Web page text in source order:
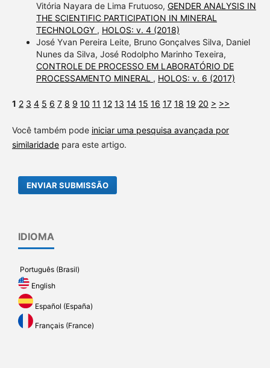
Vitória Nayara de Lima Frutuoso, GENDER ANALYSIS IN
THE SCIENTIFIC PARTICIPATION IN MINERAL
TECHNOLOGY , HOLOS: v. 4 (2018)
José Yvan Pereira Leite, Bruno Gonçalves Silva, Daniel
Nunes da Silva, José Rodolpho Marinho Texeira,
CONTROLE DE PROCESSO EM LABORATÓRIO DE
PROCESSAMENTO MINERAL , HOLOS: v. 6 (2017)
1 2 3 4 5 6 7 8 9 10 11 12 13 14 15 16 17 18 19 20 > >>
Você também pode iniciar uma pesquisa avançada por
similaridadepara este artigo.
ENVIAR SUBMISSÃO
IDIOMA
Português (Brasil)
English
Español (España)
Français (France)